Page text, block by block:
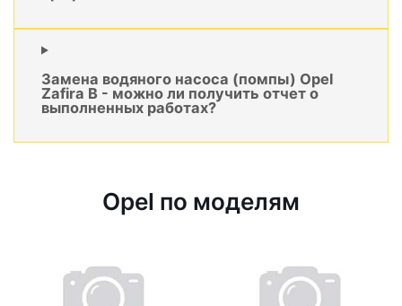
Замена водяного насоса (помпы) Opel
Zafira B - можно ли получить отчет о
выполненных работах?
Opel по моделям